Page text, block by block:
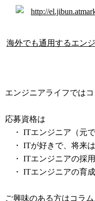
海外でも通用するエン
エンジニアライフでは
応募資格は
・ ITエンジニア（元で
・ ITが好きで、将来
・ ITエンジニアの採
・ ITエンジニアの育
ご興味のある方はコラ